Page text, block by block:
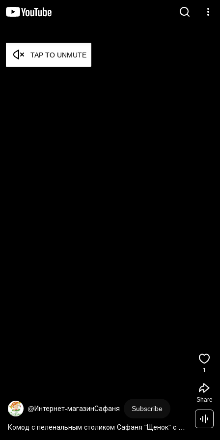
TAP TO UNMUTE
@Интернет-магазинСафаня Subscribe
Комод с пеленальным столиком Сафаня "Щенок" с
1
Share